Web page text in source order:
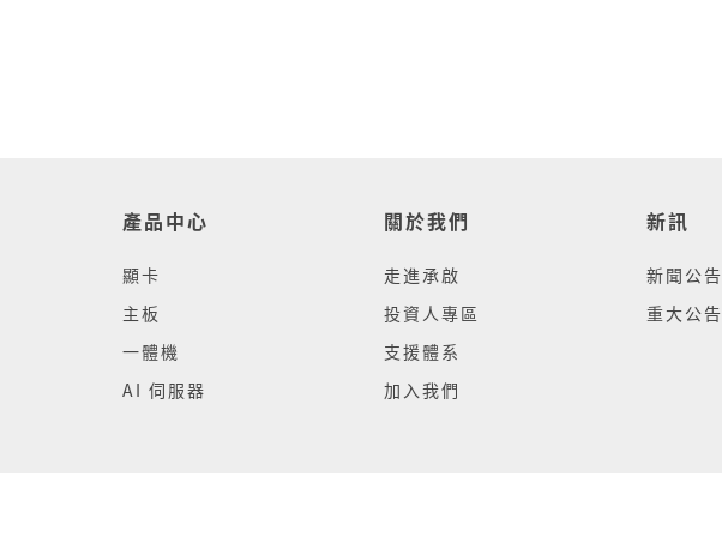
產品中心
顯卡
主板
一體機
AI 伺服器
關於我們
走進承啟
投資人專區
支援體系
加入我們
新訊
新聞公告
重大公告